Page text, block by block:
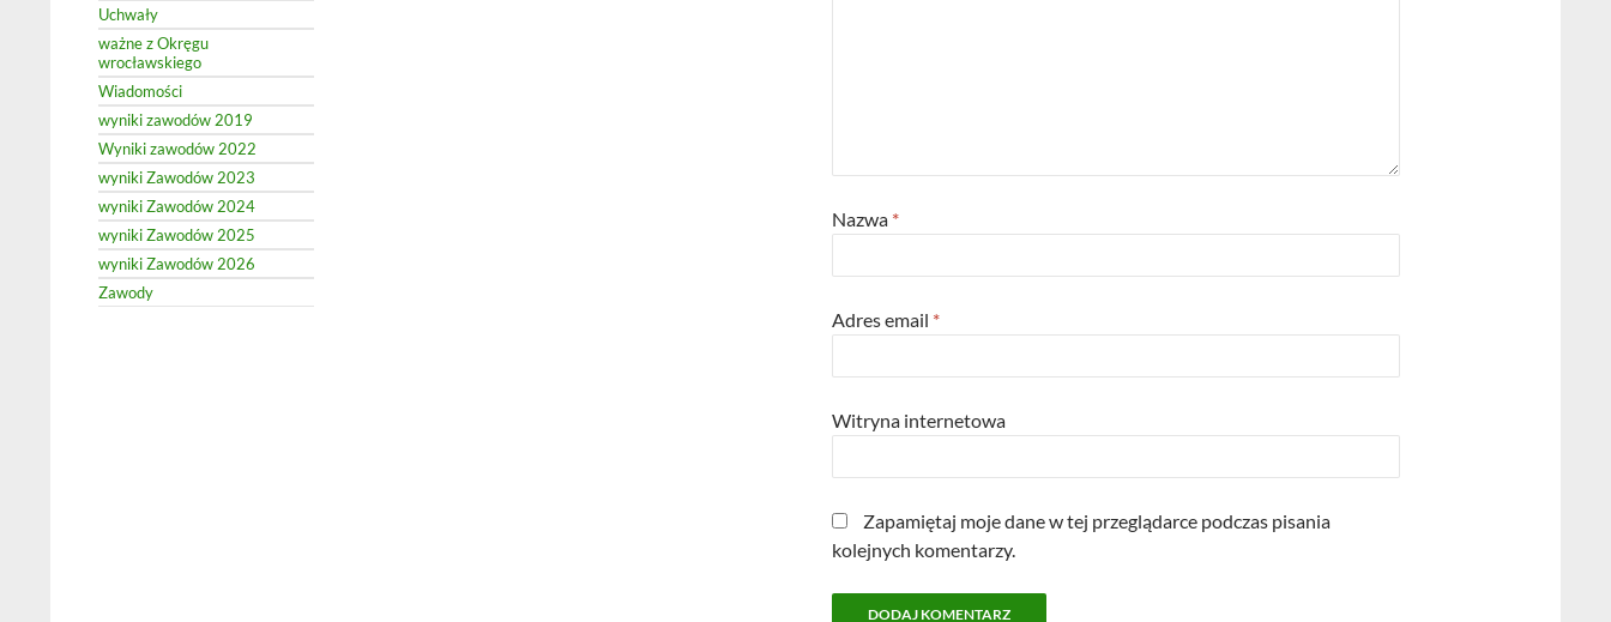
Nazwa *
Adres email *
Witryna internetowa
Zapamiętaj moje dane w tej przeglądarce podczas pisania
kolejnych komentarzy.
Uchwały
ważne z Okręgu
wrocławskiego
Wiadomości
wyniki zawodów 2019
Wyniki zawodów 2022
wyniki Zawodów 2023
wyniki Zawodów 2024
wyniki Zawodów 2025
wyniki Zawodów 2026
Zawody